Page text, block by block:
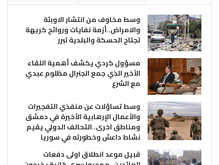
وسط مخاوف من انتشار الاوبئة
والامراض..أزمة نفايات وروائح كريهة
تجتاح الحسكة والبلدية تبرر
مسؤول كردي يكشف أهمية اللقاء
الأخير الذي جمع الجنرال مظلوم عبدي
مع الشرع
وسط تساؤلات عن منفذي التفجيرات
والأعمال الإرهابية الأخيرة في دمشق
ومناطق اخرى..التحالف الدولي يقيم
نشاط داعش وخطورته في سوريا
قبيل موعد انطلاق اولى دفعات